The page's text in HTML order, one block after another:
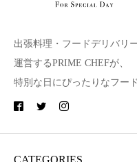
出張料理・フードデリバリ
運営するPRIME CHEFが、
特別な日にぴったりなフー
CATEGORIES